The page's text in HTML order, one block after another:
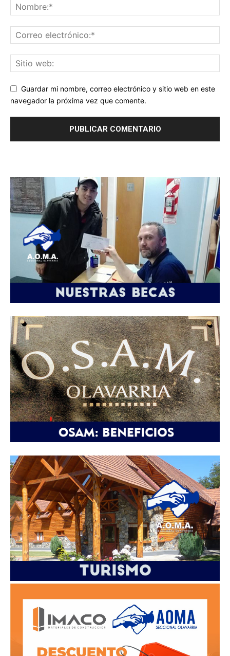
Guardar mi nombre, correo electrónico y sitio web en este
navegador la próxima vez que comente.